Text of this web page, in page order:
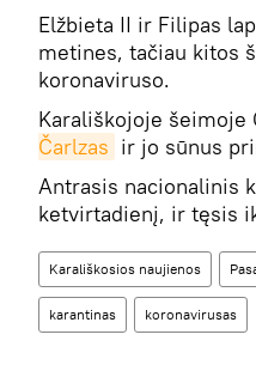
Elžbieta II ir Filipas
metines, tačiau kitos
koronaviruso.
Karališkojoje šeimoje
Čarlzas ir jo sūnus
Antrasis nacionalinis
ketvirtadienį, ir tęsis
Karališkosios naujienos
karantinas koronavirusas